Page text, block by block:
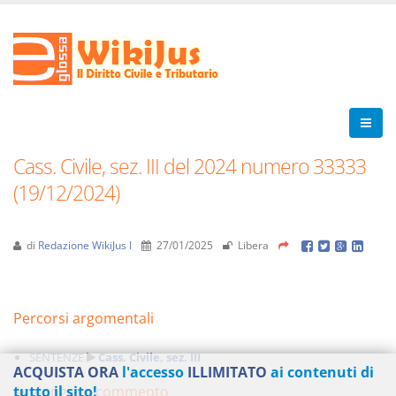
Cass. Civile, sez. III del 2024 numero 33333
(19/12/2024)
di Redazione WikiJus I 27/01/2025 Libera
Percorsi argomentali
SENTENZE Cass. Civile, sez. III
Aggiungi un commento
ACQUISTA ORA l'accesso ILLIMITATO ai contenuti di
tutto il sito!